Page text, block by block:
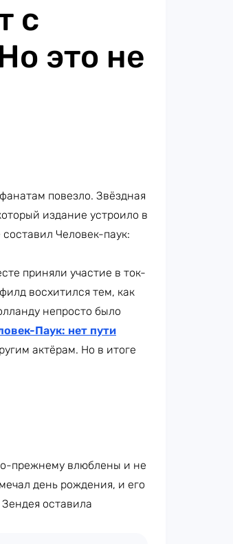
с
это не
повезло. Звёздная
издание устроило в
Человек-паук:
приняли участие в ток-
восхитился тем, как
непросто было
Паук: нет пути
актёрам. Но в итоге
прежнему влюблены и не
день рождения, и его
оставила